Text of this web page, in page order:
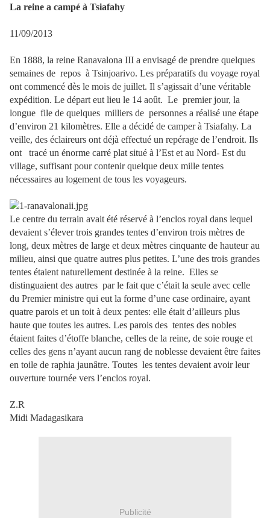
La reine a campé à Tsiafahy
11/09/2013
En 1888, la reine Ranavalona III a envisagé de prendre quelques
semaines de repos à Tsinjoarivo. Les préparatifs du voyage royal
ont commencé dès le mois de juillet. Il s’agissait d’une véritable
expédition. Le départ eut lieu le 14 août. Le premier jour, la
longue file de quelques milliers de personnes a réalisé une étape
d’environ 21 kilomètres. Elle a décidé de camper à Tsiafahy. La
veille, des éclaireurs ont déjà effectué un repérage de l’endroit. Ils
ont
tracé un énorme carré plat situé à l’Est et au Nord- Est du
village, suffisant pour contenir quelque deux mille tentes
nécessaires au logement de tous les voyageurs.
Le centre du terrain avait été réservé à l’enclos royal dans lequel
devaient s’élever trois grandes tentes d’environ trois mètres de
long, deux mètres de large et deux mètres cinquante de hauteur au
milieu, ainsi que quatre autres plus petites. L’une des trois grandes
tentes étaient naturellement destinée à la reine. Elles se
distinguaient des autres par le fait que c’était la seule avec celle
du Premier ministre qui eut la forme d’une case ordinaire, ayant
quatre parois et un toit à deux pentes: elle était d’ailleurs plus
haute que toutes les autres. Les parois des tentes des nobles
étaient faites d’étoffe blanche, celles de la reine, de soie rouge et
celles des gens n’ayant aucun rang de noblesse devaient être faites
en toile de raphia jaunâtre. Toutes les tentes devaient avoir leur
ouverture tournée vers l’enclos royal.
Z.R
Midi Madagasikara
Publicité